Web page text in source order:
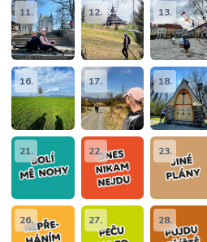
11. 12. 13.
16. 17. 18.
21. 22. 23.
26. 27. 28.